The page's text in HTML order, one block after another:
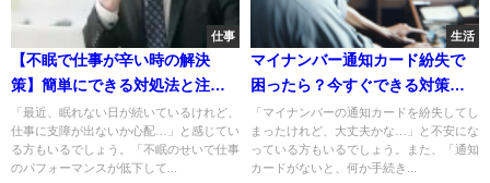
仕事
【不眠で仕事が辛い時の解決
策】簡単にできる対処法と注意
点
「最近、眠れない日が続いているけれど、
仕事に支障が出ないか心配…」と感じてい
る方もいるでしょう。「不眠のせいで仕事
のパフォーマンスが低下して...
生活
マイナンバー通知カード紛失で
困ったら？今すぐできる対策を
紹介！
「マイナンバーの通知カードを紛失してし
まったけれど、大丈夫かな…」と不安にな
っている方もいるでしょう。また、「通知
カードがないと、何か手続き...